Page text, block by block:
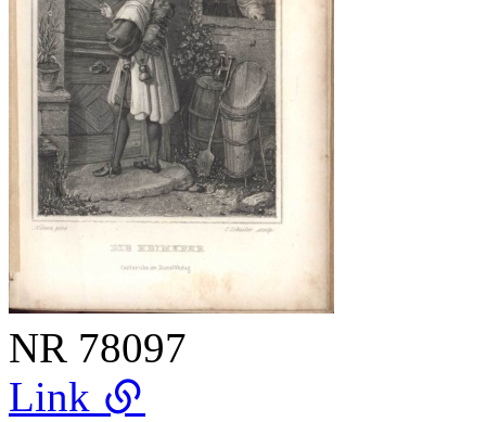
NR 78097
Link